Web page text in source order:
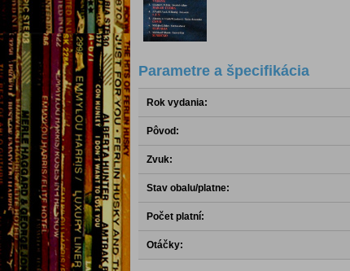
Parametre a špecifikácia
Rok vydania:
Pôvod:
Zvuk:
Stav obalu/platne:
Počet platní:
Otáčky: